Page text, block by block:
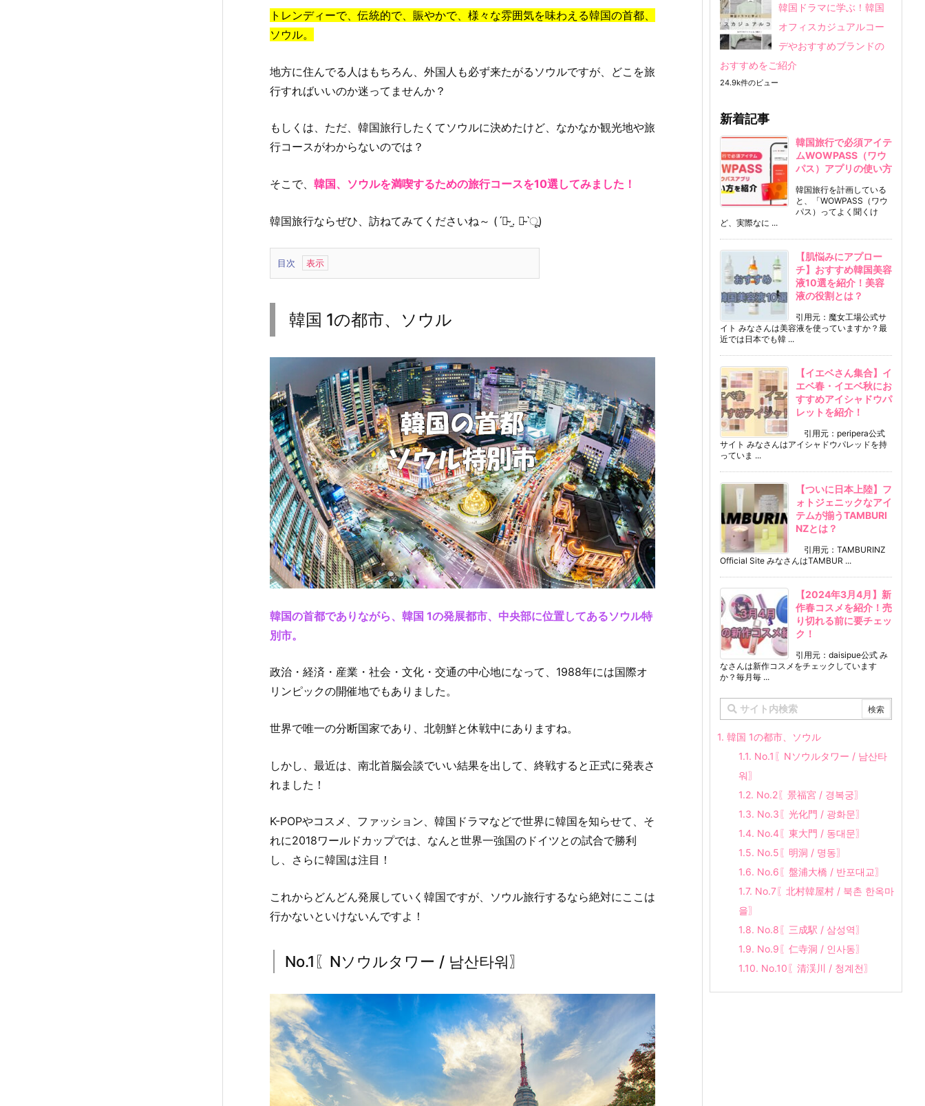
トレンディーで、伝統的で、賑やかで、様々な雰囲気を味わえる韓国の首都、
ソウル。
地方に住んでる人はもちろん、外国人も必ず来たがるソウルですが、どこを旅
行すればいいのか迷ってませんか？
もしくは、ただ、韓国旅行したくてソウルに決めたけど、なかなか観光地や旅
行コースがわからないのでは？
そこで、 韓国、ソウルを満喫するための旅行コースを10選してみました！
韓国旅行ならぜひ、訪ねてみてくださいね～ (ˊฮ̴ .̫ ฮ̴ˋू)
目次
1.
国
市、
ソ
ウ
ル
1.
1.
N
o.
1
〖N
ソ
ウ
ル
タ
남
산
워〗
2.
N
2
〖景
福
경
복
1.
N
o.
3
〖光
化
門
/
韓国 1の都市、ソウル
韓国の首都でありながら、韓国 1の発展都市、中央部に位置してあるソウル特
別市。
政治・経済・産業・社会・文化・交通の中心地になって、1988年には国際オ
リンピックの開催地でもありました。
世界で唯一の分断国家であり、北朝鮮と休戦中にありますね。
しかし、最近は、南北首脳会談でいい結果を出して、終戦すると正式に発表さ
れました！
K-POPやコスメ、ファッション、韓国ドラマなどで世界に韓国を知らせて、そ
れに2018ワールドカップでは、なんと世界一強国のドイツとの試合で勝利
し、さらに韓国は注目！
これからどんどん発展していく韓国ですが、ソウル旅行するなら絶対にここは
行かないといけないんですよ！
No.1〖Nソウルタワー / 남산타워〗
韓国ドラマに学ぶ！韓国
オフィスカジュアルコー
デやおすすめブランドの
おすすめをご紹介
24.9k件のビュー
新着記事
韓国旅行で必須アイテ
ムWOWPASS（ワウ
パス）アプリの使い方
韓国旅行を計画している
と、「WOWPASS（ワウ
パス）ってよく聞くけ
ど、実際なに ...
【肌悩みにアプロー
チ】おすすめ韓国美容
液10選を紹介！美容
液の役割とは？
引用元：魔女工場公式サ
イト みなさんは美容液を使っていますか？最
近では日本でも韓 ...
【イエベさん集合】イ
エベ春・イエベ秋にお
すすめアイシャドウパ
レットを紹介！
引用元：peripera公式
サイト みなさんはアイシャドウパレッドを持
っていま ...
【ついに日本上陸】フ
ォトジェニックなアイ
テムが揃うTAMBURI
NZとは？
引用元：TAMBURINZ
Official Site みなさんはTAMBUR ...
【2024年3月4月】新
作春コスメを紹介！売
り切れる前に要チェッ
ク！
引用元：daisipue公式 み
なさんは新作コスメをチェックしています
か？毎月毎 ...
1. 韓国 1の都市、ソウル
1.1. No.1〖Nソウルタワー / 남산타
워〗
1.2. No.2〖景福宮 / 경복궁〗
1.3. No.3〖光化門 / 광화문〗
1.4. No.4〖東大門 / 동대문〗
1.5. No.5〖明洞 / 명동〗
1.6. No.6〖盤浦大橋 / 반포대교〗
1.7. No.7〖北村韓屋村 / 북촌 한옥마
을〗
1.8. No.8〖三成駅 / 삼성역〗
1.9. No.9〖仁寺洞 / 인사동〗
1.10. No.10〖清渓川 / 청계천〗